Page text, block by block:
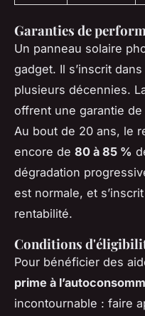
Garanties de
Un panneau solaire
gadget. Il s’inscrit
plusieurs décennies.
offrent une garantie de
Au bout de 20 ans, le
encore de 80 à 85 %
dégradation
est normale, et
rentabilité.
Conditions
Pour bénéficier des
prime à
incontournable : faire